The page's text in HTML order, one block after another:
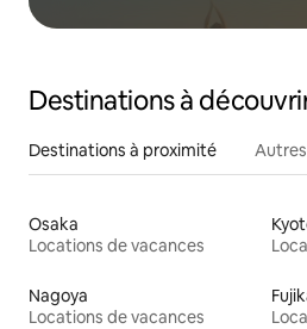
Destinations à
Destinations à proximité
Osaka
Locations de vacances
Nagoya
Locations de vacances